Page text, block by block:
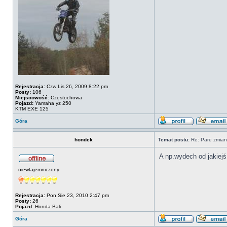
Rejestracja: Czw Lis 26, 2009 8:22 pm
Posty: 106
Miejscowość: Częstochowa
Pojazd: Yamaha yz 250
KTM EXE 125
Góra
hondek Temat postu: Re: Pare zmian
niewtajemniczony
Rejestracja: Pon Sie 23, 2010 2:47 pm
Posty: 26
Pojazd: Honda Bali
A np.wydech od
Góra